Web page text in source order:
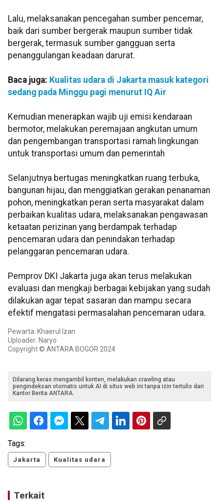
Lalu, melaksanakan pencegahan sumber pencemar,
baik dari sumber bergerak maupun sumber tidak
bergerak, termasuk sumber gangguan serta
penanggulangan keadaan darurat.
Baca juga: Kualitas udara di Jakarta masuk kategori
sedang pada Minggu pagi menurut IQ Air
Kemudian menerapkan wajib uji emisi kendaraan
bermotor, melakukan peremajaan angkutan umum
dan pengembangan transportasi ramah lingkungan
untuk transportasi umum dan pemerintah
Selanjutnya bertugas meningkatkan ruang terbuka,
bangunan hijau, dan menggiatkan gerakan penanaman
pohon, meningkatkan peran serta masyarakat dalam
perbaikan kualitas udara, melaksanakan pengawasan
ketaatan perizinan yang berdampak terhadap
pencemaran udara dan penindakan terhadap
pelanggaran pencemaran udara.
Pemprov DKI Jakarta juga akan terus melakukan
evaluasi dan mengkaji berbagai kebijakan yang sudah
dilakukan agar tepat sasaran dan mampu secara
efektif mengatasi permasalahan pencemaran udara.
Pewarta: Khaerul Izan
Uploader: Naryo
Copyright © ANTARA BOGOR 2024
Dilarang keras mengambil konten, melakukan crawling atau
pengindeksan otomatis untuk AI di situs web ini tanpa izin tertulis dari
Kantor Berita ANTARA.
Tags:
Jakarta Kualitas udara
Terkait